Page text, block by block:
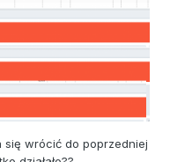
się wrócić do poprzedniej